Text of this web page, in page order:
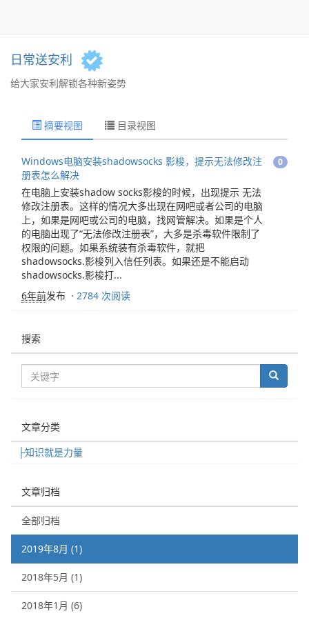
日常送安利
给大家安利解锁各种新姿势
摘要视图 目录视图
0
Windows电脑安装shadowsocks 影梭，提示无法修改注
册表怎么解决
在电脑上安装shadow socks影梭的时候，出现提示 无法
修改注册表。这样的情况大多出现在网吧或者公司的电脑
上，如果是网吧或公司的电脑，找网管解决。如果是个人
的电脑出现了“无法修改注册表”，大多是杀毒软件限制了
权限的问题。如果系统装有杀毒软件，就把
shadowsocks.影梭列入信任列表。如果还是不能启动
shadowsocks.影梭打...
6年前发布 · 2784 次阅读
搜索
文章分类
├知识就是力量
文章归档
全部归档
2019年8月 (1)
2018年5月 (1)
2018年1月 (6)